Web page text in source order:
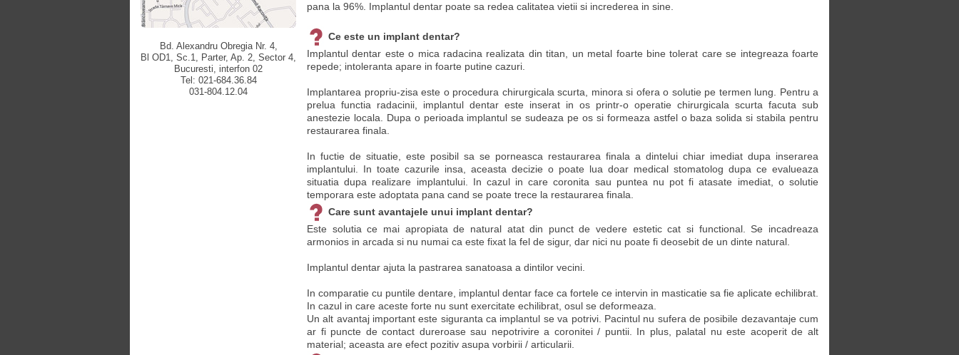
Bd. Alexandru Obregia Nr. 4,
Bl OD1, Sc.1, Parter, Ap. 2, Sector 4,
Bucuresti, interfon 02
Tel: 021-684.36.84
031-804.12.04
pana la 96%. Implantul dentar poate sa redea calitatea vietii si increderea in sine.
Ce este un implant dentar?
Implantul dentar este o mica radacina realizata din titan, un metal foarte bine tolerat care se integreaza foarte
repede; intoleranta apare in foarte putine cazuri.
Implantarea propriu-zisa este o procedura chirurgicala scurta, minora si ofera o solutie pe termen lung. Pentru a
prelua functia radacinii, implantul dentar este inserat in os printr-o operatie chirurgicala scurta facuta sub
anestezie locala. Dupa o perioada implantul se sudeaza pe os si formeaza astfel o baza solida si stabila pentru
restaurarea finala.
In fuctie de situatie, este posibil sa se porneasca restaurarea finala a dintelui chiar imediat dupa inserarea
implantului. In toate cazurile insa, aceasta decizie o poate lua doar medical stomatolog dupa ce evalueaza
situatia dupa realizare implantului. In cazul in care coronita sau puntea nu pot fi atasate imediat, o solutie
temporara este adoptata pana cand se poate trece la restaurarea finala.
Care sunt avantajele unui implant dentar?
Este solutia ce mai apropiata de natural atat din punct de vedere estetic cat si functional. Se incadreaza
armonios in arcada si nu numai ca este fixat la fel de sigur, dar nici nu poate fi deosebit de un dinte natural.
Implantul dentar ajuta la pastrarea sanatoasa a dintilor vecini.
In comparatie cu puntile dentare, implantul dentar face ca fortele ce intervin in masticatie sa fie aplicate echilibrat.
In cazul in care aceste forte nu sunt exercitate echilibrat, osul se deformeaza.
Un alt avantaj important este siguranta ca implantul se va potrivi. Pacintul nu sufera de posibile dezavantaje cum
ar fi puncte de contact dureroase sau nepotrivire a coronitei / puntii. In plus, palatal nu este acoperit de alt
material; aceasta are efect pozitiv asupa vorbirii / articularii.